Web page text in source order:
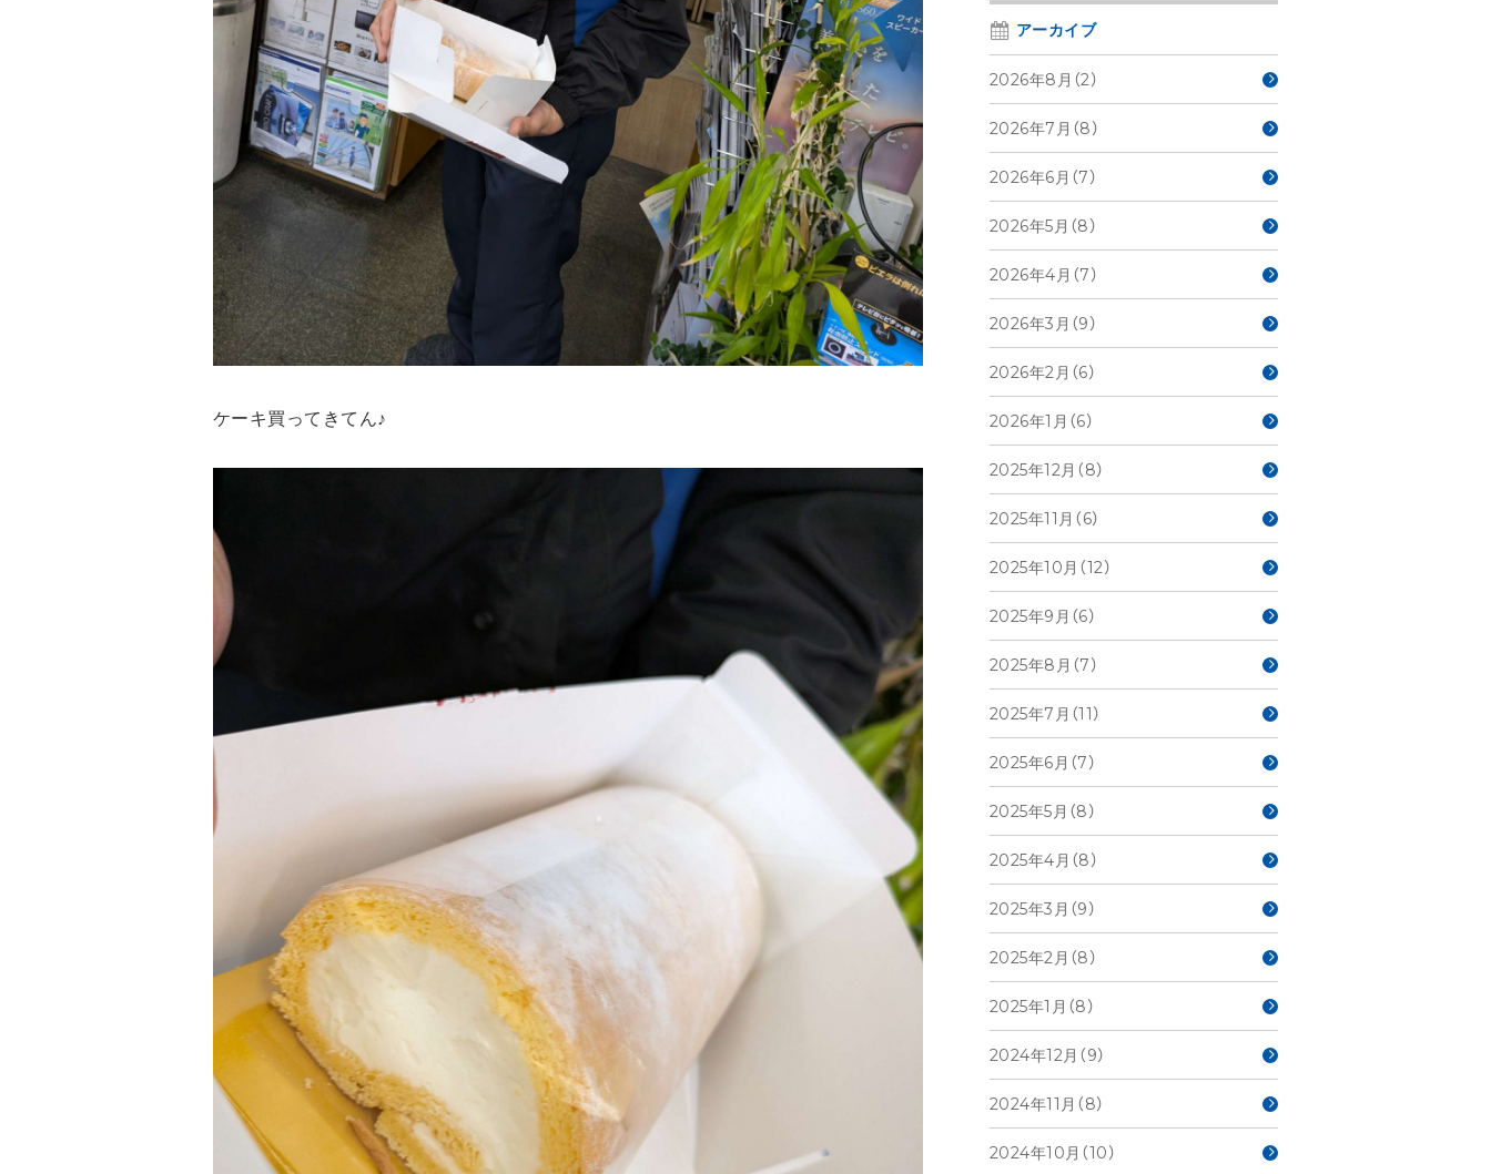
ケーキ買ってきてん♪
アーカイブ
2026年8月（2）
2026年7月（8）
2026年6月（7）
2026年5月（8）
2026年4月（7）
2026年3月（9）
2026年2月（6）
2026年1月（6）
2025年12月（8）
2025年11月（6）
2025年10月（12）
2025年9月（6）
2025年8月（7）
2025年7月（11）
2025年6月（7）
2025年5月（8）
2025年4月（8）
2025年3月（9）
2025年2月（8）
2025年1月（8）
2024年12月（9）
2024年11月（8）
2024年10月（10）